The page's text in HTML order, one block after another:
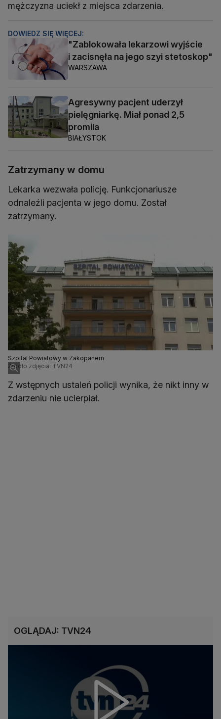
mężczyzna uciekł z miejsca zdarzenia.
DOWIEDZ SIĘ WIĘCEJ:
"Zablokowała lekarzowi wyjście
i zacisnęła na jego szyi stetoskop"
WARSZAWA
Agresywny pacjent uderzył
pielęgniarkę. Miał ponad 2,5
promila
BIAŁYSTOK
Zatrzymany w domu
Lekarka wezwała policję. Funkcjonariusze
odnaleźli pacjenta w jego domu. Został
zatrzymany.
Szpital Powiatowy w Zakopanem
Źródło zdjęcia: TVN24
Z wstępnych ustaleń policji wynika, że nikt inny w
zdarzeniu nie ucierpiał.
OGLĄDAJ: TVN24